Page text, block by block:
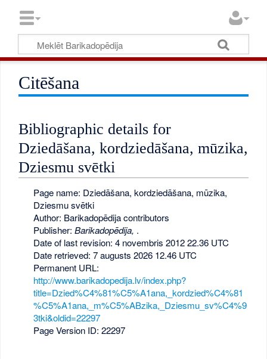
Citēšana
Bibliographic details for
Dziedāšana, kordziedāšana, mūzika,
Dziesmu svētki
Page name: Dziedāšana, kordziedāšana, mūzika,
Dziesmu svētki
Author: Barikadopēdija contributors
Publisher: Barikadopēdija, .
Date of last revision: 4 novembris 2012 22.36 UTC
Date retrieved: 7 augusts 2026 12.46 UTC
Permanent URL:
http://www.barikadopedija.lv/index.php?
title=Dzied%C4%81%C5%A1ana,_kordzied%C4%81
%C5%A1ana,_m%C5%ABzika,_Dziesmu_sv%C4%9
3tki&oldid=22297
Page Version ID: 22297